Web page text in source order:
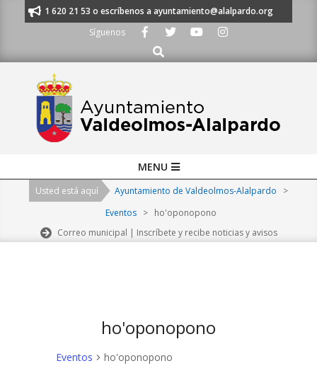
al 91 620 21 53 o escríbenos a ayuntamiento@alalpardo.org
Síguenos
Buscar
Navigation
MENU
Usted está aquí Ayuntamiento de Valdeolmos-Alalpardo
>
Eventos
> ho'oponopono
Correo municipal | Inscríbete y recibe noticias y avisos
ho'oponopono
Eventos ho'oponopono